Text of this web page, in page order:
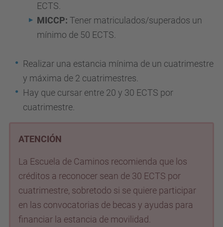
ECTS.
MICCP: Tener matriculados/superados un
mínimo de 50 ECTS.
Realizar una estancia mínima de un cuatrimestre
y máxima de 2 cuatrimestres.
Hay que cursar entre 20 y 30 ECTS por
cuatrimestre.
ATENCIÓN
La Escuela de Caminos recomienda que los
créditos a reconocer sean de 30 ECTS por
cuatrimestre, sobretodo si se quiere participar
en las convocatorias de becas y ayudas para
financiar la estancia de movilidad.